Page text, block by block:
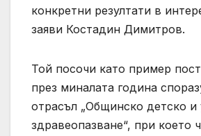
конкретни резултати в
заяви Костадин Димитров.
Той посочи като пример
през миналата година
отрасъл „Общинско детско
здравеопазване“, при което